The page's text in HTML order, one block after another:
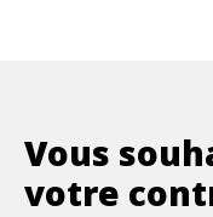
Vous
votre